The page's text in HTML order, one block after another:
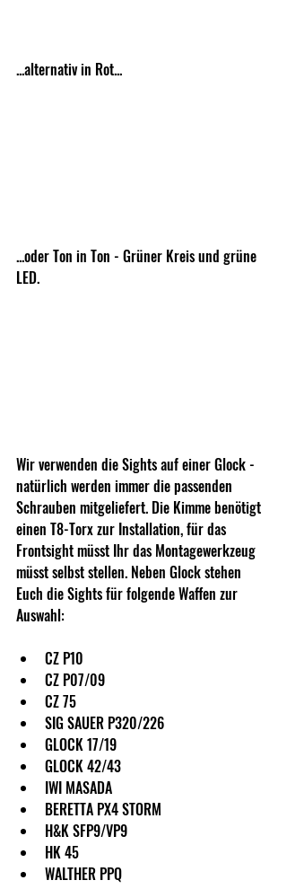
...alternativ in Rot...
...oder Ton in Ton - Grüner Kreis und grüne
LED.
Wir verwenden die Sights auf einer Glock -
natürlich werden immer die passenden
Schrauben mitgeliefert. Die Kimme benötigt
einen T8-Torx zur Installation, für das
Frontsight müsst Ihr das Montagewerkzeug
müsst selbst stellen. Neben Glock stehen
Euch die Sights für folgende Waffen zur
Auswahl:
CZ P10
CZ P07/09
CZ 75
SIG SAUER P320/226
GLOCK 17/19
GLOCK 42/43
IWI MASADA
BERETTA PX4 STORM
H&K SFP9/VP9
HK 45
WALTHER PPQ